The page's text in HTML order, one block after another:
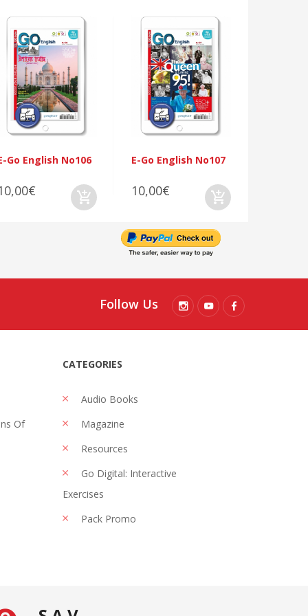
Go English No106 E-Go English No107
10,00€
Follow Us
Of
CATEGORIES
Audio Books
Magazine
Resources
Go Digital: Interactive
Exercises
Pack Promo